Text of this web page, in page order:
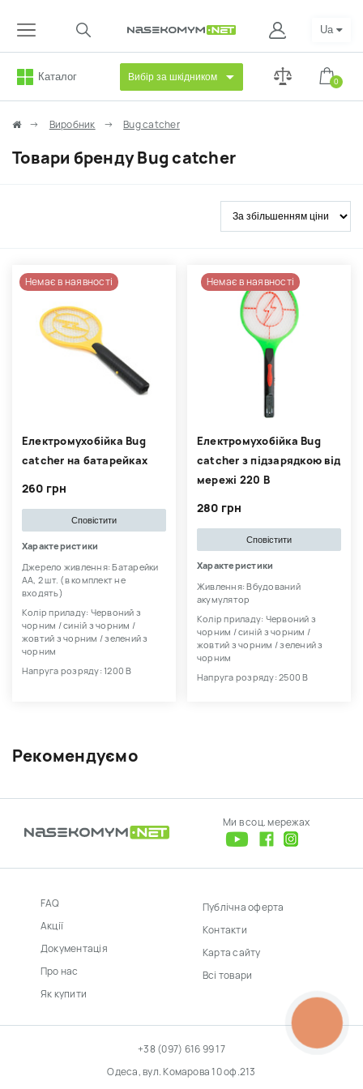
Каталог Вибір за шкідником 0
Ua
Рекомендуємо
Виробник Bug catcher
Товари бренду Bug catcher
Немає в наявності
Електромухобійка Bug
catcher на батарейках
260 грн
Сповістити
Характеристики
Джерело живлення: Батарейки
АА, 2 шт. (в комплект не
входять)
Колір приладу: Червоний з
чорним / синій з чорним /
жовтий з чорним / зелений з
чорним
Напруга розряду: 1200 В
Немає в наявності
Електромухобійка Bug
catcher з підзарядкою від
мережі 220 В
280 грн
Сповістити
Характеристики
Живлення: Вбудований
акумулятор
Колір приладу: Червоний з
чорним / синій з чорним /
жовтий з чорним / зелений з
чорним
Напруга розряду: 2500 В
Ми в соц. мережах
FAQ
Акції
Документація
Про нас
Як купити
Публічна оферта
Контакти
Карта сайту
Всі товари
+38 (097) 616 99 17
Одеса, вул. Комарова 10 оф.213